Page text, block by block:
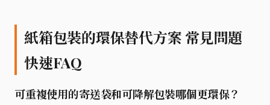
紙箱包裝的環保替代方案 常見問題
快速FAQ
可重複使用的寄送袋和可降解包裝哪個更環保？